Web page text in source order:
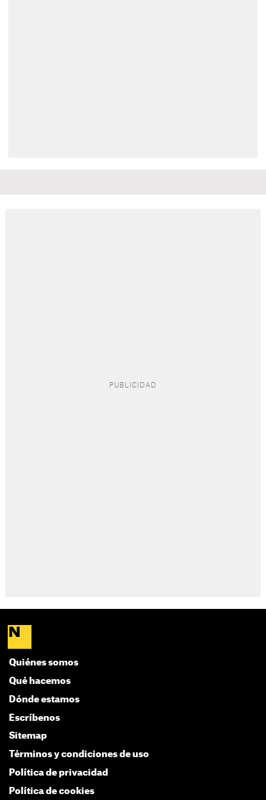
Quiénes somos
Qué hacemos
Dónde estamos
Escríbenos
Sitemap
Términos y condiciones de uso
Política de privacidad
Política de cookies